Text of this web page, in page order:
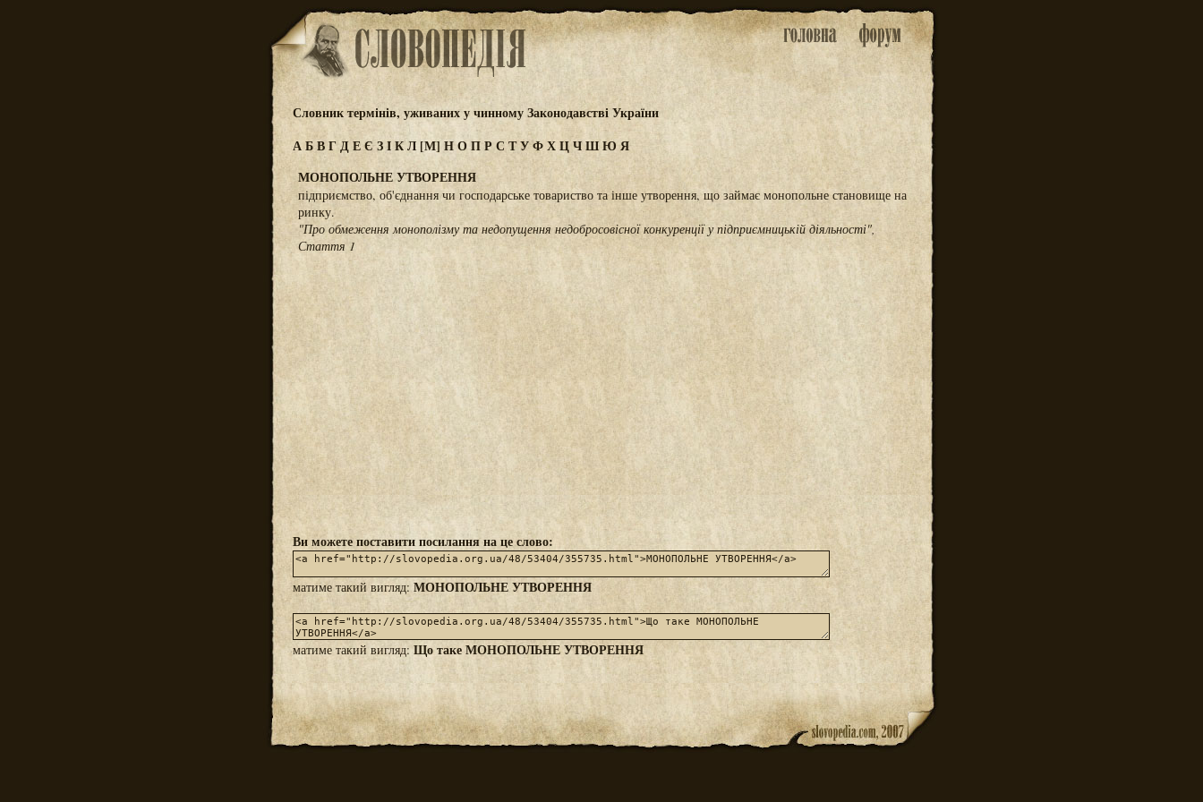
Словник термінів, уживаних у чинному Законодавстві України
АБВГДЕЄЗІКЛ[М] НОПР С ТУФХЦЧШЮЯ
МОНОПОЛЬНЕ УТВОРЕННЯ
підприємство, об'єднання чи господарське товариство та інше утворення, що займає монопольне становище на
ринку.
"Про обмеження монополізму та недопущення недобросовісної конкуренції у підприємницькій діяльності",
Стаття 1
Ви можете поставити посилання на це слово:
матиме такий вигляд: МОНОПОЛЬНЕ УТВОРЕННЯ
матиме такий вигляд:Що таке МОНОПОЛЬНЕ УТВОРЕННЯ